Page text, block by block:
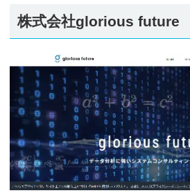
株式会社glorious future